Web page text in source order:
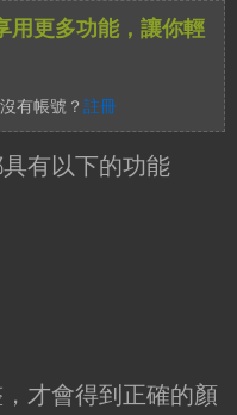
用更多功能，讓你輕
有帳號？ 註冊
有以下的功能
才會得到正確的顏